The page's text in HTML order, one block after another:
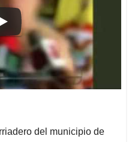
del municipio de